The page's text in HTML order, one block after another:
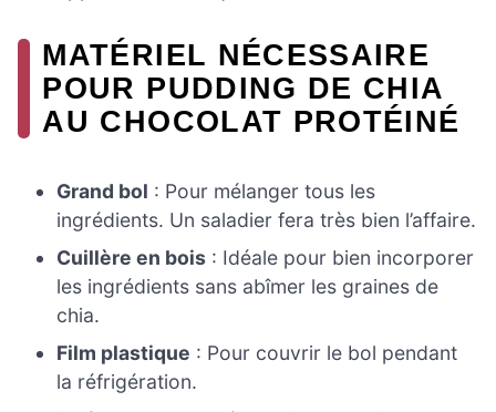
MATÉRIEL NÉCESSAIRE
POUR PUDDING DE CHIA
AU CHOCOLAT PROTÉINÉ
Grand bol : Pour mélanger tous les
ingrédients. Un saladier fera très bien l’affaire.
Cuillère en bois : Idéale pour bien incorporer
les ingrédients sans abîmer les graines de
chia.
Film plastique : Pour couvrir le bol pendant
la réfrigération.